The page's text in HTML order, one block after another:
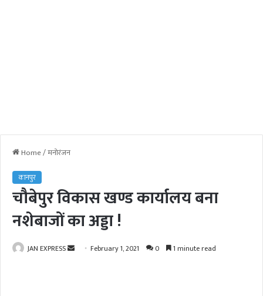
Home/मनोरंजन
कानपुर
चौबेपुर विकास खण्ड कार्यालय बना
नशेबाजों का अड्डा !
JAN EXPRESS February 1, 2021 0 1 minute read